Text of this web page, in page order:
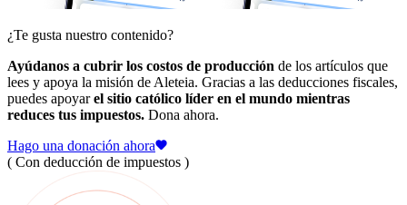
¿Te gusta nuestro contenido?
Ayúdanos a cubrir los costos de producción de los artículos que
lees y apoya la misión de Aleteia. Gracias a las deducciones fiscales,
puedes apoyarel sitio católico líder en el mundo mientras
reduces tus impuestos. Dona ahora.
Hago una donación ahora
( Con deducción de impuestos )